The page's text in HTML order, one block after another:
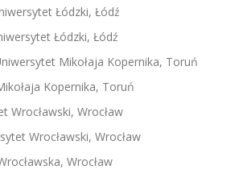
Łódzki, Łódź
Łódzki, Łódź
Mikołaja Kopernika, Toruń
Kopernika, Toruń
Wrocławski, Wrocław
Wrocławski, Wrocław
Wrocław